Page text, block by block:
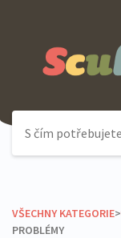
VŠECHNY KATEGORIE​>​
PROBLÉMY